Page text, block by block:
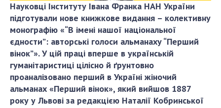
Річні фінансові звіти НАН України
Наукові публікації та видавнича діяльність
Охорона прав інтелектуальної власності та
трансфер технологій в наукових установах
Наукові об'єкти, що становлять національне
надбання
Центри колективного користування
науковими приладами НАН України
Науковці Інституту Івана Франка НАН України
підготували нове книжкове видання – колективну
монографію «“В імені нашої національної
єдности”: авторські голоси альманаху “Перший
вінок”». У цій праці вперше в українській
гуманітаристиці цілісно й ґрунтовно
проаналізовано перший в Україні жіночий
альманах «Перший вінок», який вийшов 1887
року у Львові за редакцією Наталії Кобринської